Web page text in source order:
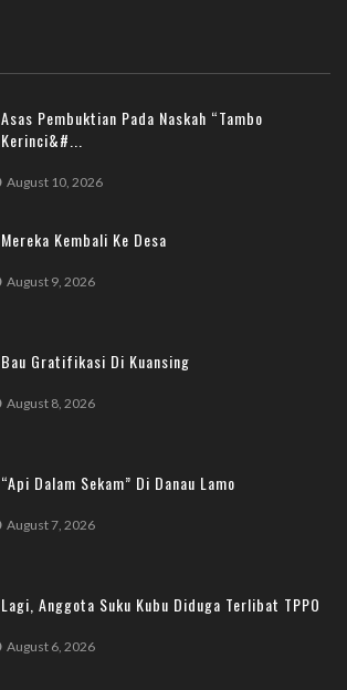
Asas Pembuktian Pada Naskah “Tambo
Kerinci&#...
August 10, 2026
Mereka Kembali Ke Desa
August 9, 2026
Bau Gratifikasi Di Kuansing
August 8, 2026
“Api Dalam Sekam” Di Danau Lamo
August 7, 2026
Lagi, Anggota Suku Kubu Diduga Terlibat TPPO
August 6, 2026